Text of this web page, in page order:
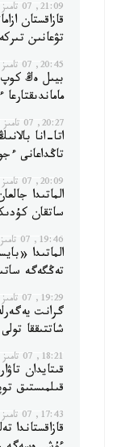
21:09, 07 تامىز 2026
قازاقستان
تۋعانىن
20:45, 07 تامىز 2026
بيىل ەڭ كوپ
20:27, 07 تامىز 2026
اتا-انا
تاڭداعانى
20:09, 07 تامىز 2026
الماتىدا
ساتقان
19:46, 07 تامىز 2026
تەڭگەگە
19:29, 07 تامىز 2026
گرانت
شاتتىققا
18:21, 07 تامىز 2026
قىتايدان
قىلمىستىق
17:43, 07 تامىز 2026
قازاقستاندا